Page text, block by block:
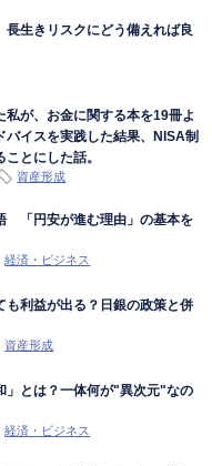
生きリスクにどう備えれば良
私が、お金に関する本を19冊よ
バイスを実践した結果、NISA制
とにした話。
資産形成
「円安が進む理由」の基本を
経済・ビジネス
も利益が出る？日銀の政策と併
資産形成
」とは？一体何が"異次元"なの
経済・ビジネス